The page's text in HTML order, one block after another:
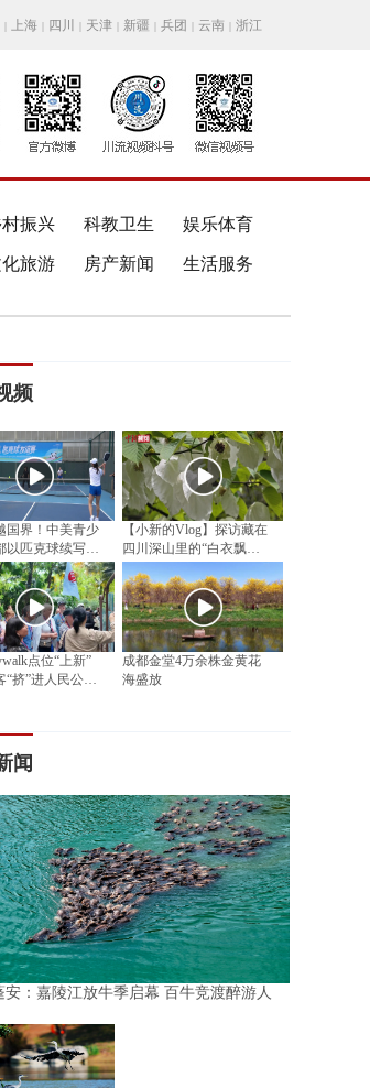
| 上海 | 四川 | 天津 | 新疆 | 兵团 | 云南 | 浙江
村振兴 科教卫生 娱乐体育
旅游 房产新闻 生活服务
频
国界！中美青少
以匹克球续写民
【小新的Vlog】探访藏在
四川深山里的“白衣飘飘”
点位“上新”
“挤”进人民公园
成都金堂4万余株金黄花
海盛放
闻
安：嘉陵江放牛季启幕 百牛竞渡醉游人